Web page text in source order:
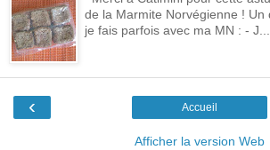
de la Marmite Norvégienne ! Un
je fais parfois avec ma MN : - J...
‹ Accueil
Afficher la version Web